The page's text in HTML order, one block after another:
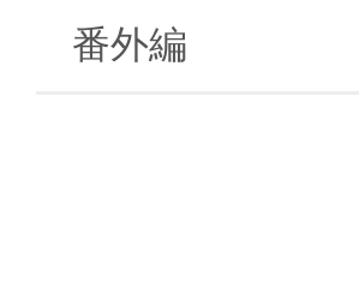
番外編